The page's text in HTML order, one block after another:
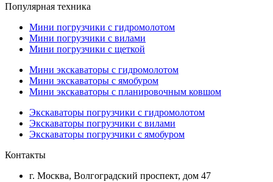
Популярная техника
Мини погрузчики с гидромолотом
Мини погрузчики с вилами
Мини погрузчики с щеткой
Мини экскаваторы с гидромолотом
Мини экскаваторы с ямобуром
Мини экскаваторы с планировочным ковшом
Экскаваторы погрузчики с гидромолотом
Экскаваторы погрузчики с вилами
Экскаваторы погрузчики с ямобуром
Контакты
г. Москва, Волгоградский проспект, дом 47